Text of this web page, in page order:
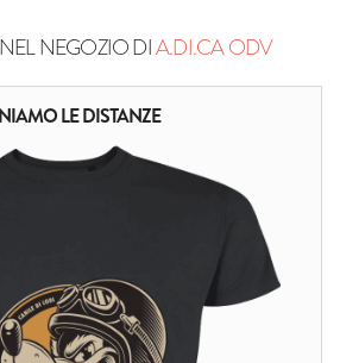
NEGOZIO DIA.DI.CA ODV
LE DISTANZE